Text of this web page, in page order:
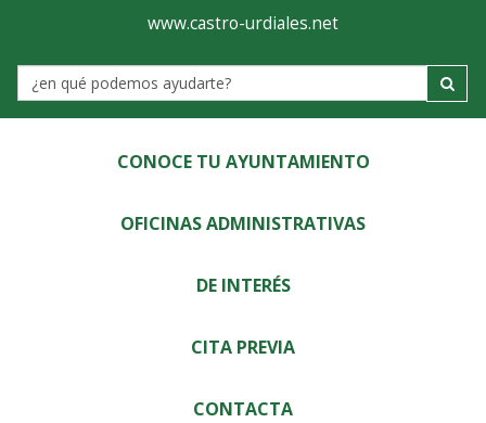
Ayuntamiento
de
Castro-
Urdiales
www.castro-urdiales.net
Label
CONOCE TU AYUNTAMIENTO
OFICINAS ADMINISTRATIVAS
DE INTERÉS
CITA PREVIA
CONTACTA